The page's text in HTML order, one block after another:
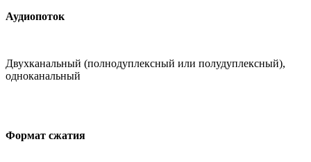
Аудиопоток
Двухканальный (полнодуплексный или полудуплексный),
одноканальный
Формат сжатия